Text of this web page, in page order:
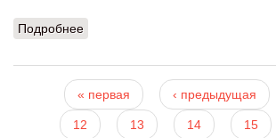
Подробнее
Страницы
« первая ‹ предыдущая
12 13 14 15